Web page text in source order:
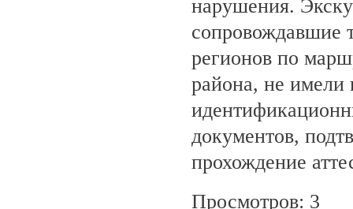
нарушения.
сопровождавшие
регионов по
района, не имели
документов,
прохождение
Просмотров: 3